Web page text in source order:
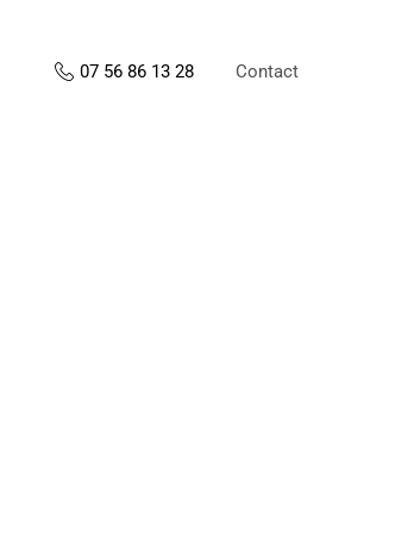
07 56 86 13 28 Contact